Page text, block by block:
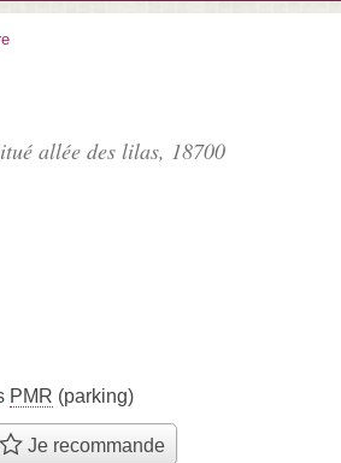
allée des lilas, 18700
PMR (parking)
Je recommande